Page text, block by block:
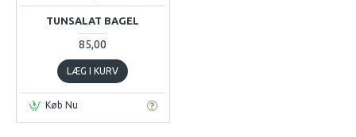
TUNSALAT BAGEL
85,00
LÆG I KURV
Køb Nu